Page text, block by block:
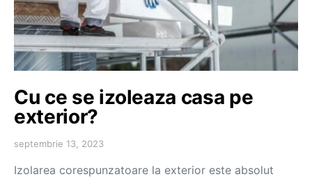
Cu ce se izoleaza casa pe
exterior?
septembrie 13, 2023
Izolarea corespunzatoare la exterior este absolut